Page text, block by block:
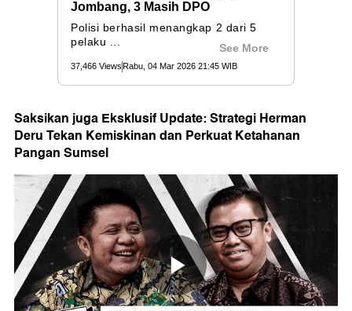
Saksikan juga Eksklusif Update: Strategi Herman
Deru Tekan Kemiskinan dan Perkuat Ketahanan
Pangan Sumsel